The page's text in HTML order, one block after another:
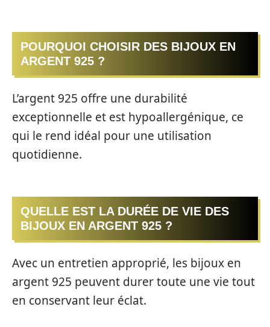
POURQUOI CHOISIR DES BIJOUX EN
ARGENT 925 ?
L’argent 925 offre une durabilité
exceptionnelle et est hypoallergénique, ce
qui le rend idéal pour une utilisation
quotidienne.
QUELLE EST LA DURÉE DE VIE DES
BIJOUX EN ARGENT 925 ?
Avec un entretien approprié, les bijoux en
argent 925 peuvent durer toute une vie tout
en conservant leur éclat.